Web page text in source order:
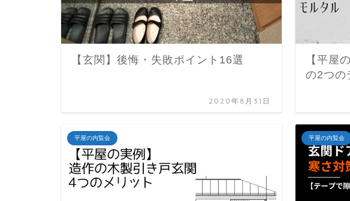
【玄関】後悔・失敗ポイント16選
2020年8月31日
【平屋
の2つの
平屋の内覧会 平屋の内覧会